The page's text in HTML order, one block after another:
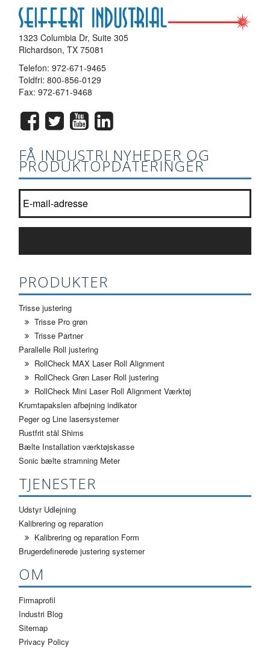
1323 Columbia Dr, Suite 305
Richardson, TX 75081
Telefon: 972-671-9465
Toldfri: 800-856-0129
Fax: 972-671-9468
FÅ INDUSTRI NYHEDER OG
PRODUKTOPDATERINGER
Tilmeld dig vores nyhedsbrev liste? *
PRODUKTER
Trisse justering
Trisse Pro grøn
Trisse Partner
Parallelle Roll justering
RollCheck MAX Laser Roll Alignment
RollCheck Grøn Laser Roll justering
RollCheck Mini Laser Roll Alignment Værktøj
Krumtapakslen afbøjning indikator
Peger og Line lasersystemer
Rustfrit stål Shims
Bælte Installation værktøjskasse
Sonic bælte stramning Meter
TJENESTER
Udstyr Udlejning
Kalibrering og reparation
Kalibrering og reparation Form
Brugerdefinerede justering systemer
OM
Firmaprofil
Industri Blog
Sitemap
Privacy Policy